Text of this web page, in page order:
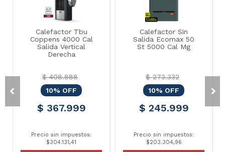
Calefactor Tbu
Coppens 4000 Cal
Salida Vertical
Derecha
$ 408.888
10% OFF
$ 367.999
Precio sin impuestos:
$304.131,41
Calefactor Sin
Salida Ecomax 50
St 5000 Cal Mg
$ 273.332
10% OFF
$ 245.999
Precio sin impuestos:
$203.304,96